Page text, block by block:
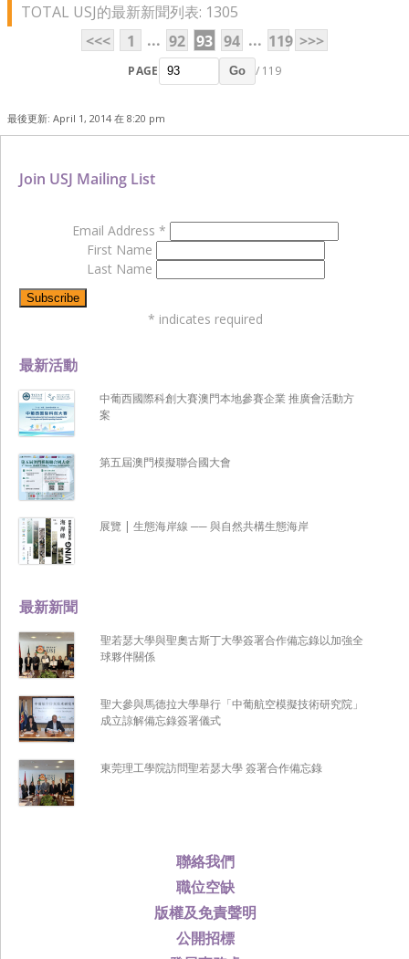
TOTAL USJ的最新新聞列表: 1305
<<<
1 ... 92 93 94 ... 119 >>>
PAGE Go / 119
最後更新: April 1, 2014 在 8:20 pm
聯絡我們
職位空缺
版權及免責聲明
公開招標
最新新聞
聖若瑟大學與聖奧古斯丁大學簽署合作備忘錄以加強全
球夥伴關係
聖大參與馬德拉大學舉行「中葡航空模擬技術研究院」
成立諒解備忘錄簽署儀式
東莞理工學院訪問聖若瑟大學 簽署合作備忘錄
最新活動
中葡西國際科創大賽澳門本地參賽企業 推廣會活動方
案
第五屆澳門模擬聯合國大會
展覽 | 生態海岸線 ── 與自然共構生態海岸
Join USJ Mailing List
Email Address *
First Name
Last Name
* indicates required